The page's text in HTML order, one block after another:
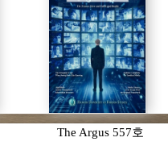
The Argus 557호